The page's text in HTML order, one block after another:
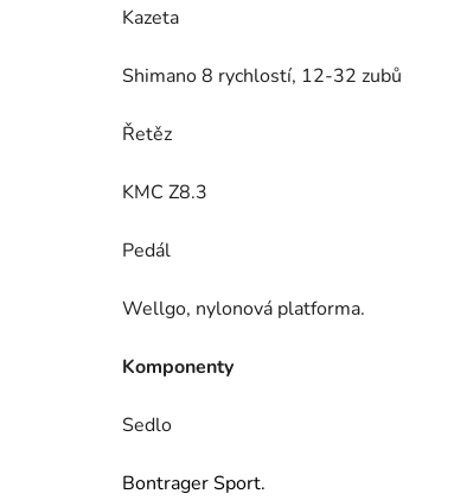
Kazeta
Shimano 8 rychlostí, 12-32 zubů
Řetěz
KMC Z8.3
Pedál
Wellgo, nylonová platforma.
Komponenty
Sedlo
Bontrager Sport.